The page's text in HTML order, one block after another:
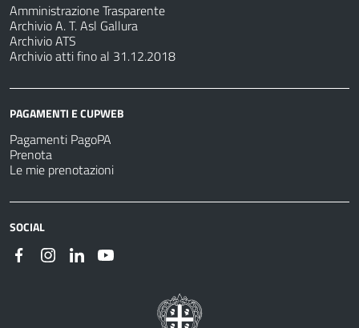
Amministrazione Trasparente
Archivio A. T. Asl Gallura
Archivio ATS
Archivio atti fino al 31.12.2018
PAGAMENTI E CUPWEB
Pagamenti PagoPA
Prenota
Le mie prenotazioni
SOCIAL